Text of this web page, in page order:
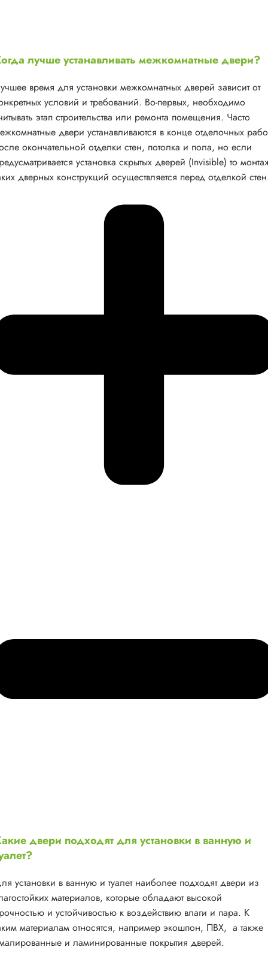
лучше устанавливать межкомнатные двери?
время для установки межкомнатных дверей зависит от
условий и требований. Во-первых, необходимо
этап строительства или ремонта помещения. Часто
двери устанавливаются в конце отделочных
окончательной отделки стен, потолка и пола, но если
установка скрытых дверей (Invisible) то
дверных конструкций осуществляется перед отделкой
двери подходят для установки в ванную и
установки в ванную и туалет наиболее подходят двери из
материалов, которые обладают высокой
и устойчивостью к воздействию влаги и пара. К
материалам относятся, например экошпон, ПВХ, а также
и ламинированные покрытия дверей.